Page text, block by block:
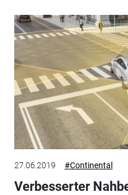
27.06.2019 #Continental
Verbesserter